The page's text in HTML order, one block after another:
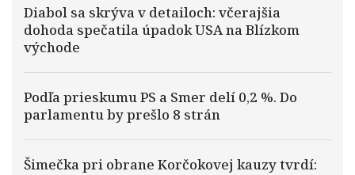
Diabol sa skrýva v detailoch: včerajšia
dohoda spečatila úpadok USA na Blízkom
východe
Podľa prieskumu PS a Smer delí 0,2 %. Do
parlamentu by prešlo 8 strán
Šimečka pri obrane Korčokovej kauzy tvrdí: